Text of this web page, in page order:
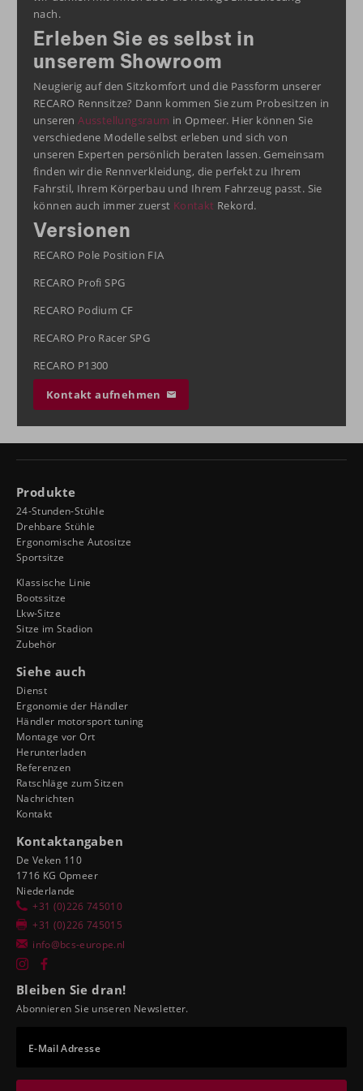
nach.
Erleben Sie es selbst in
unserem Showroom
Neugierig auf den Sitzkomfort und die Passform unserer
RECARO Rennsitze? Dann kommen Sie zum Probesitzen in
unserenAusstellungsraum in Opmeer. Hier können Sie
verschiedene Modelle selbst erleben und sich von
unseren Experten persönlich beraten lassen. Gemeinsam
finden wir die Rennverkleidung, die perfekt zu Ihrem
Fahrstil, Ihrem Körperbau und Ihrem Fahrzeug passt. Sie
können auch immer zuerst Kontakt Rekord.
Versionen
RECARO Pole Position FIA
RECARO Profi SPG
RECARO Podium CF
RECARO Pro Racer SPG
RECARO P1300
Kontakt aufnehmen
Produkte
24-Stunden-Stühle
Drehbare Stühle
Ergonomische Autositze
Sportsitze
Klassische Linie
Bootssitze
Lkw-Sitze
Sitze im Stadion
Zubehör
Siehe auch
Dienst
Ergonomie der Händler
Händler motorsport tuning
Montage vor Ort
Herunterladen
Referenzen
Ratschläge zum Sitzen
Nachrichten
Kontakt
Kontaktangaben
De Veken 110
1716 KG Opmeer
Niederlande
+31 (0)226 745010
+31 (0)226 745015
info@bcs-europe.nl
Bleiben Sie dran!
Abonnieren Sie unseren Newsletter.
E-Mail Adresse